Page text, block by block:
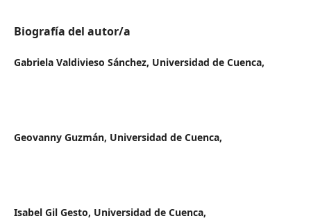
Biografía del autor/a
Gabriela Valdivieso Sánchez, Universidad de Cuenca,
Geovanny Guzmán, Universidad de Cuenca,
Isabel Gil Gesto, Universidad de Cuenca,